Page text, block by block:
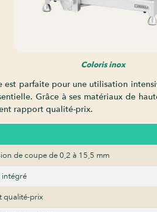
Coloris inox
est parfaite pour une utilisation
Grâce à ses matériaux de
rapport qualité-prix.
de coupe de 0,2 à 15,5 mm
intégré
qualité-prix